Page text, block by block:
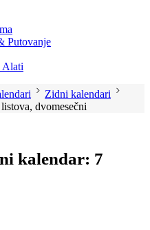
Putovanje
Alati
Zidni kalendari
dvomesečni
kalendar: 7